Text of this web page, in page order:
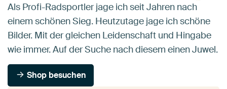
Als Profi-Radsportler jage ich seit Jahren nach
einem schönen Sieg. Heutzutage jage ich schöne
Bilder. Mit der gleichen Leidenschaft und Hingabe
wie immer. Auf der Suche nach diesem einen Juwel.
Shop besuchen